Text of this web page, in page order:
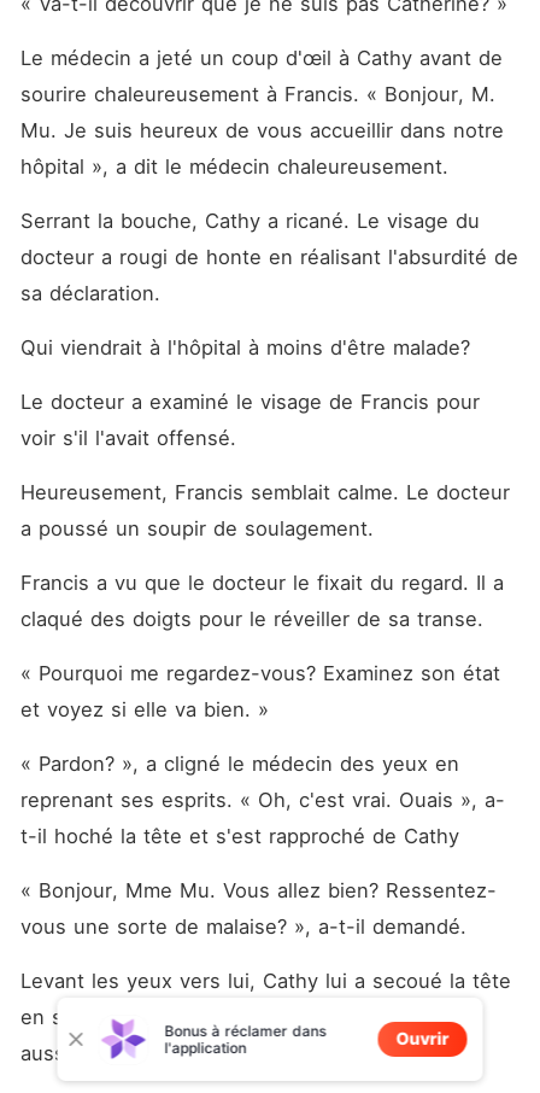
Le médecin a jeté un coup d'œil à Cathy avant de
sourire chaleureusement à Francis. « Bonjour, M.
Mu. Je suis heureux de vous accueillir dans notre
hôpital », a dit le médecin chaleureusement.
Serrant la bouche, Cathy a ricané. Le visage du
docteur a rougi de honte en réalisant l'absurdité de
sa déclaration.
Qui viendrait à l'hôpital à moins d'être malade?
Le docteur a examiné le visage de Francis pour
voir s'il l'avait offensé.
Heureusement, Francis semblait calme. Le docteur
a poussé un soupir de soulagement.
Francis a vu que le docteur le fixait du regard. Il a
claqué des doigts pour le réveiller de sa transe.
« Pourquoi me regardez-vous? Examinez son état
et voyez si elle va bien. »
« Pardon? », a cligné le médecin des yeux en
reprenant ses esprits. « Oh, c'est vrai. Ouais », a-
t-il hoché la tête et s'est rapproché de Cathy
« Bonjour, Mme Mu. Vous allez bien? Ressentez-
vous une sorte de malaise? », a-t-il demandé.
Levant les yeux vers lui, Cathy lui a secoué la tête
en signe de refus. Elle ne s'était jamais sentie
aussi bien.
Bonus à réclamer dans
l'application
Ouvrir